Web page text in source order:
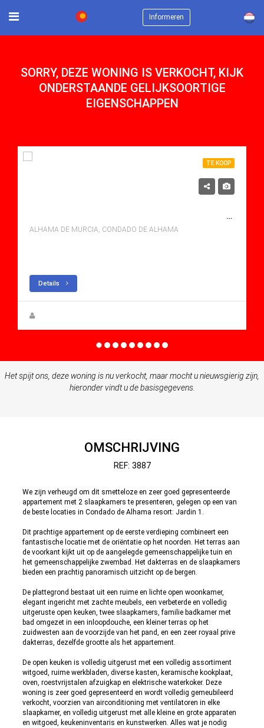
Informeren ×
SORRY, DEZE WONING IS VERKOCHT, KIJK
ONDERSTAANDE GELIJKSOORTIGE
EIGENSCHAPPEN
TE KOOP
TE KOOP APARTMENT IN CONDADO DE ALHAMA, ALHAMA DE MURCIA MET ZWEMBAD
ALHAMA DE MURCIA, CONDADO DE ALHAMA
Details
Het spijt ons, deze woning is nu verkocht, maar mocht u nieuwsgierig zijn,
hieronder vindt u de basisgegevens.
OMSCHRIJVING
REF: 3887
We zijn verheugd om dit smetteloze en zeer goed gepresenteerde
appartement met 2 slaapkamers te presenteren, gelegen op een van
de beste locaties in Condado de Alhama resort: Jardin 1.
Dit prachtige appartement op de eerste verdieping combineert een
fantastische locatie met de oriëntatie op het noorden. Het terras aan
de voorkant kijkt uit op de aangelegde gemeenschappelijke tuin en
het gemeenschappelijke zwembad. Het dakterras en de slaapkamers
bieden een prachtig panoramisch uitzicht op de bergen.
De plattegrond bestaat uit een ruime en lichte open woonkamer,
elegant ingericht met zachte meubels, een verbeterde en volledig
uitgeruste open keuken, twee slaapkamers, familie badkamer met
bad omgezet in een inloopdouche, een kleiner terras op het
zuidwesten aan de voorzijde van het pand, en een zeer royaal prive
dakterras, dezelfde grootte als het appartement.
De open keuken is volledig uitgerust met een volledig assortiment
witgoed, ruime werkbladen, diverse kasten, keramische kookplaat,
oven, roestvrijstalen afzuigkap en elektrische waterkoker. Deze
woning is zeer goed gepresenteerd en wordt volledig gemeubileerd
verkocht, voorzien van airconditioning met ventilatoren in elke
slaapkamer, en volledig uitgerust met alle kleine en grote apparaten
en witgoed, keukeninventaris en kunstwerken. Alles wat je nodig